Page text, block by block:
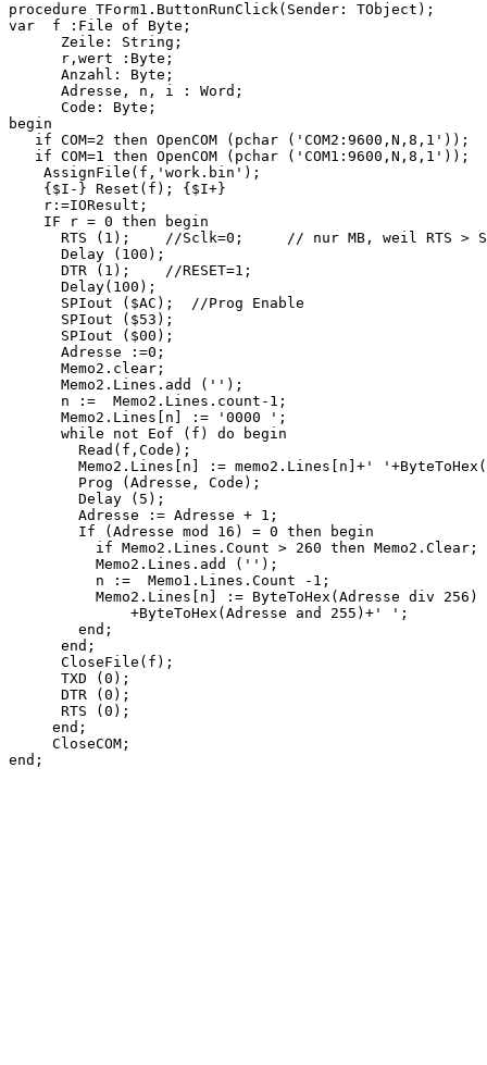
procedure TForm1.ButtonRunClick(Sender: TObject);
var  f :File of Byte;
      Zeile: String;
      r,wert :Byte;
      Anzahl: Byte;
      Adresse, n, i : Word;
      Code: Byte;
begin
   if COM=2 then OpenCOM (pchar ('COM2:9600,N,8,1'));
   if COM=1 then OpenCOM (pchar ('COM1:9600,N,8,1'));
    AssignFile(f,'work.bin');
    {$I-} Reset(f); {$I+}
    r:=IOResult;
    IF r = 0 then begin
RTS (1);    //Sclk=0;     // nur MB, weil RTS >
      Delay (100);
      DTR (1);    //RESET=1;
      Delay(100);
      SPIout ($AC);  //Prog Enable
      SPIout ($53);
      SPIout ($00);
      Adresse :=0;
      Memo2.clear;
      Memo2.Lines.add ('');
      n :=  Memo2.Lines.count-1;
      Memo2.Lines[n] := '0000 ';
      while not Eof (f) do begin
        Read(f,Code);
Memo2.Lines[n] := memo2.Lines[n]+'
        Prog (Adresse, Code);
        Delay (5);
        Adresse := Adresse + 1;
        If (Adresse mod 16) = 0 then begin
          if Memo2.Lines.Count > 260 then Memo2.Clear;
          Memo2.Lines.add ('');
          n :=  Memo1.Lines.Count -1;
          Memo2.Lines[n] := ByteToHex(Adresse div 256)
              +ByteToHex(Adresse and 255)+' ';
        end;
      end;
      CloseFile(f);
      TXD (0);
      DTR (0);
      RTS (0);
     end;
     CloseCOM;
end;